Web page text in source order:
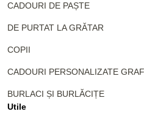
CADOURI DE PAȘTE
DE PURTAT LA GRĂTAR
COPII
CADOURI PERSONALIZATE
BURLACI ȘI BURLĂCIȚE
Utile